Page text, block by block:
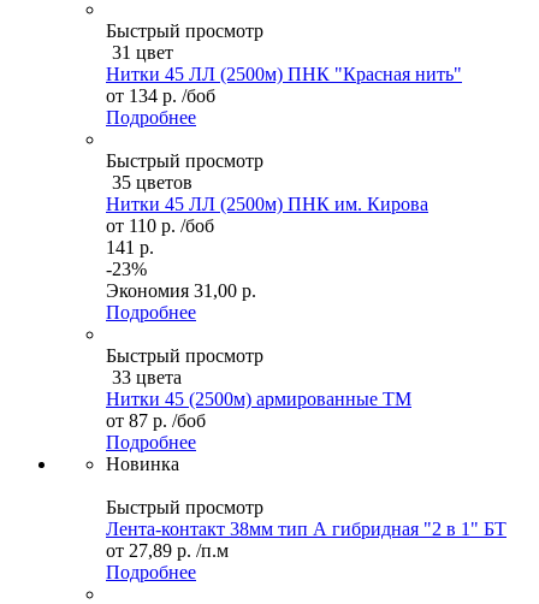
Быстрый просмотр
31 цвет
Нитки 45 ЛЛ (2500м) ПНК "Красная нить"
от 134 р. /боб
Подробнее
Быстрый просмотр
35 цветов
Нитки 45 ЛЛ (2500м) ПНК им. Кирова
от 110 р. /боб
141 р.
-23%
Экономия 31,00 р.
Подробнее
Быстрый просмотр
33 цвета
Нитки 45 (2500м) армированные ТМ
от 87 р. /боб
Подробнее
Новинка
Быстрый просмотр
Лента-контакт 38мм тип А гибридная "2 в 1" БТ
от 27,89 р. /п.м
Подробнее